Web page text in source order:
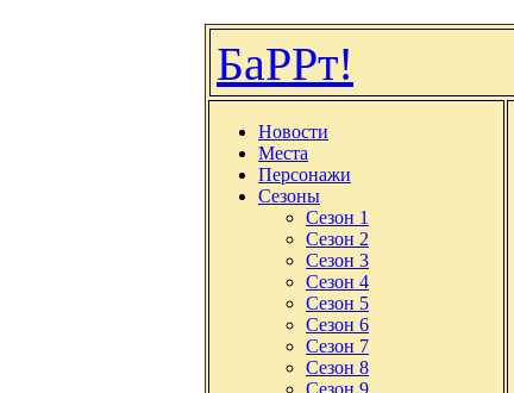
БаРРт!
Новости
Места
Персонажи
Сезоны
Сезон 1
Сезон 2
Сезон 3
Сезон 4
Сезон 5
Сезон 6
Сезон 7
Сезон 8
Сезон 9